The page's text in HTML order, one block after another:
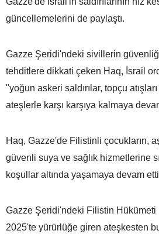
güncellemelerini de paylaştı.
Gazze Şeridi'ndeki sivillerin
tehditlere dikkati çeken Haq, İsrail
"yoğun askeri saldırılar, topçu
ateşlerle karşı karşıya kalmaya
Haq, Gazze'de Filistinli çocukların,
güvenli suya ve sağlık hizmetlerine
koşullar altında yaşamaya devam
Gazze Şeridi'ndeki Filistin Hükümeti
2025'te yürürlüğe giren ateşkesten